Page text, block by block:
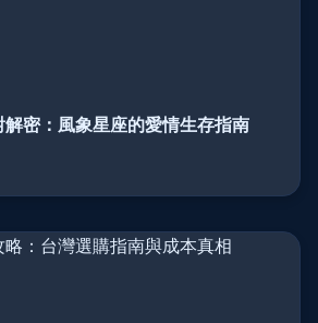
密：風象星座的愛情生存指南